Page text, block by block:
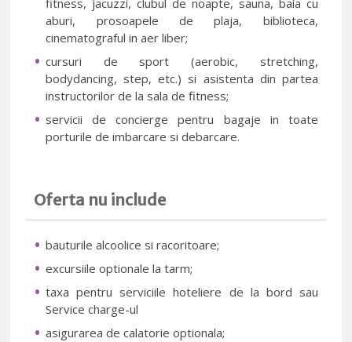
fitness, jacuzzi, clubul de noapte, sauna, baia cu
aburi, prosoapele de plaja, biblioteca,
cinematograful in aer liber;
cursuri de sport (aerobic, stretching,
bodydancing, step, etc.) si asistenta din partea
instructorilor de la sala de fitness;
servicii de concierge pentru bagaje in toate
porturile de imbarcare si debarcare.
Oferta nu include
bauturile alcoolice si racoritoare;
excursiile optionale la tarm;
taxa pentru serviciile hoteliere de la bord sau
Service charge-ul
asigurarea de calatorie optionala;